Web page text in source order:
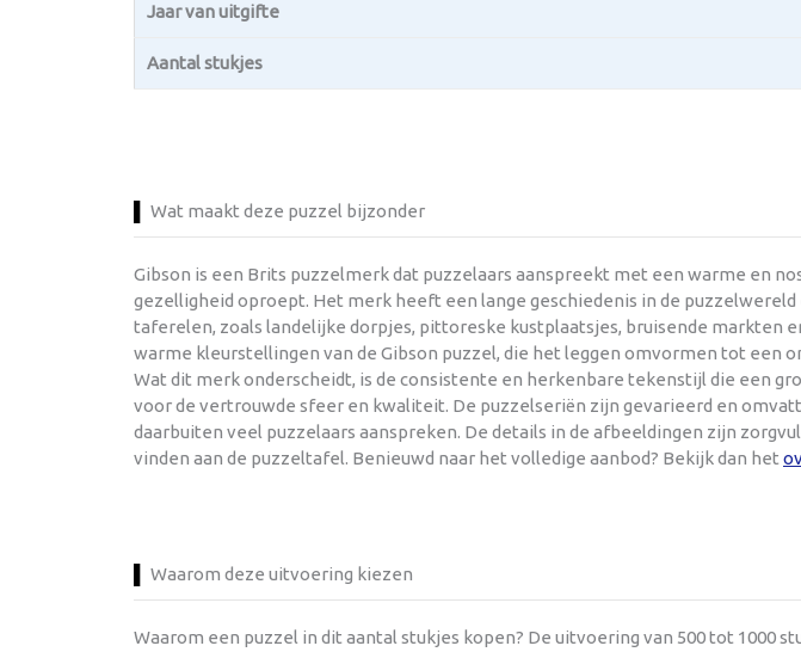
Jaar van uitgifte
Aantal stukjes
Wat maakt deze puzzel bijzonder
Gibson is een Brits puzzelmerk dat puzzelaars aanspreekt met een warme en
gezelligheid oproept. Het merk heeft een lange geschiedenis in de
taferelen, zoals landelijke dorpjes, pittoreske kustplaatsjes, bruisende markten
warme kleurstellingen van de Gibson puzzel, die het leggen omvormen tot
Wat dit merk onderscheidt, is de consistente en herkenbare tekenstijl die een
voor de vertrouwde sfeer en kwaliteit. De puzzelseriën zijn gevarieerd en
daarbuiten veel puzzelaars aanspreken. De details in de afbeeldingen zijn
vinden aan de puzzeltafel. Benieuwd naar het volledige aanbod? Bekijk dan het
Waarom deze uitvoering kiezen
Waarom een puzzel in dit aantal stukjes kopen? De uitvoering van 500 tot 1000